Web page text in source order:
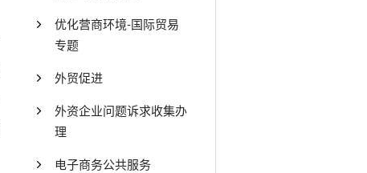
优化营商环境-国际贸易
专题
外贸促进
外资企业问题诉求收集办
理
电子商务公共服务